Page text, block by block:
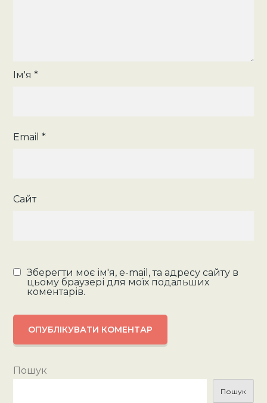
Ім'я*
Email*
Сайт
Зберегти моє ім'я, e-mail, та адресу сайту в
цьому браузері для моїх подальших
коментарів.
Пошук
Пошук